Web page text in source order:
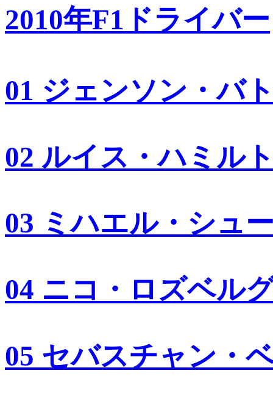
2010年F1ドライバー
01 ジェンソン・バ
02 ルイス・ハミル
03 ミハエル・シュ
04 ニコ・ロズベル
05 セバスチャン・